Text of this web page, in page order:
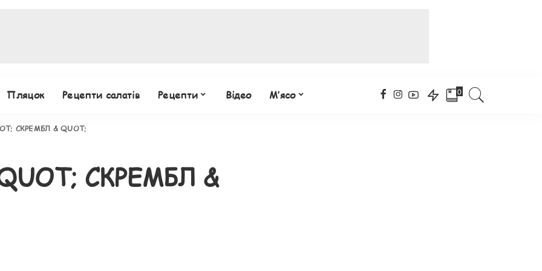
Пляцок Рецепти салатів Рецепти Відео М’ясо 0
СКРЕМБЛ & QUOT;
СКРЕМБЛ &